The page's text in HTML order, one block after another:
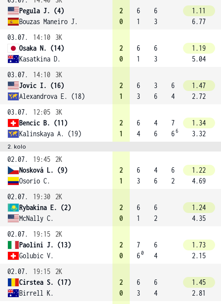
Pegula J. (4)
Bouzas Maneiro J.
2
0
6
1
6
3
1.11
6.77
03.07.
14:10
3K
Osaka N. (14)
Kasatkina D.
2
0
6
1
6
3
1.19
5.04
03.07.
14:10
3K
Jovic I. (16)
Alexandrova E. (18)
2
1
6
3
3
6
6
4
1.47
2.72
03.07.
12:05
3K
Bencic B. (11)
Kalinskaya A. (19)
2
1
6
4
4
6
7
66
1.34
3.32
2. kolo
02.07. 19:45
2K
Nosková L. (9)
Osorio C.
2
1
6
3
4
6
6
2
1.22
4.69
02.07.
19:30
2K
Rybakina E. (2)
McNally C.
2
0
6
1
6
2
1.24
4.35
02.07.
19:15
2K
Paolini J. (13)
Golubic V.
2
0
7
60
6
4
1.73
2.15
02.07.
19:15
2K
Cirstea S. (17)
Birrell K.
2
0
6
3
6
4
1.45
2.81